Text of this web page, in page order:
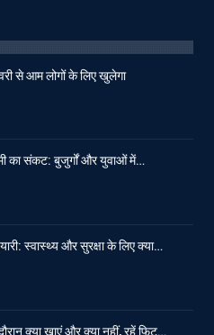
से आम लोगों के लिए खुलेगा
का संकट: बुजुर्गों और युवाओं में…
स्वास्थ्य और सुरक्षा के लिए क्या…
क्या खाएं और क्या नहीं, रहें फिट…